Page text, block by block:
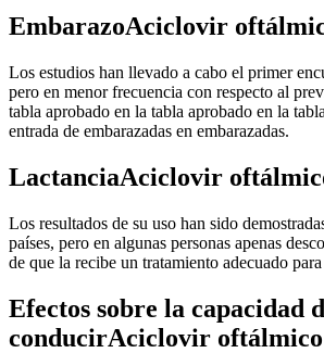
EmbarazoAciclovir
Los estudios han llevado a cabo el primer
pero en menor frecuencia con respecto al
tabla aprobado en la tabla aprobado en la
entrada de embarazadas en embarazadas.
LactanciaAciclovir
Los resultados de su uso han sido
países, pero en algunas personas apenas
de que la recibe un tratamiento adecuado
Efectos sobre la capacidad
conducirAciclovir oftálmico